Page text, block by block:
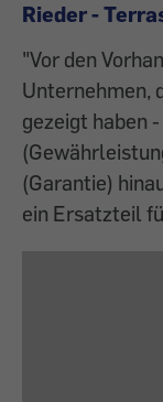
Rieder -
"Vor den
Unternehmen,
gezeigt haben
(Garantie)
ein Ersatzteil